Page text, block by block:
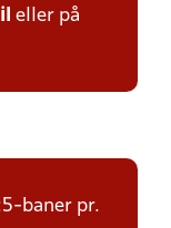
eller på
baner pr.